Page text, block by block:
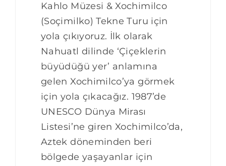
Kahlo Müzesi & Xochimilco
(Soçimilko) Tekne Turu için
yola çıkıyoruz. İlk olarak
Nahuatl dilinde ‘Çiçeklerin
büyüdüğü yer’ anlamına
gelen Xochimilco’ya görmek
için yola çıkacağız. 1987’de
UNESCO Dünya Mirası
Listesi’ne giren Xochimilco’da,
Aztek döneminden beri
bölgede yaşayanlar için